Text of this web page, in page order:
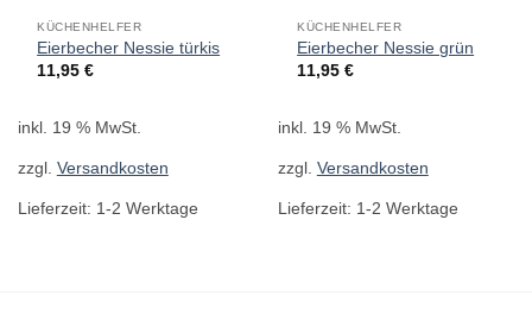
KÜCHENHELFER
Eierbecher Nessie türkis
11,95€
inkl. 19 % MwSt.
zzgl. Versandkosten
Lieferzeit: 1-2 Werktage
KÜCHENHELFER
Eierbecher Nessie grün
11,95€
inkl. 19 % MwSt.
zzgl. Versandkosten
Lieferzeit: 1-2 Werktage